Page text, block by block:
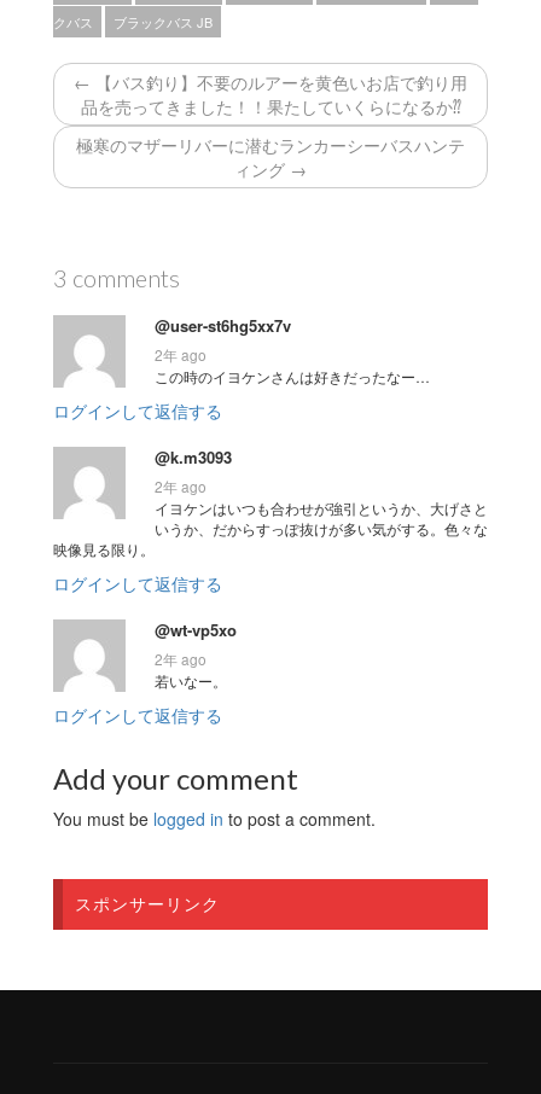
クバス
ブラックバス JB
← 【バス釣り】不要のルアーを黄色いお店で釣り用
品を売ってきました！！果たしていくらになるか⁇
極寒のマザーリバーに潜むランカーシーバスハンテ
ィング →
3 comments
@user-st6hg5xx7v
2年 ago
この時のイヨケンさんは好きだったなー…
ログインして返信する
@k.m3093
2年 ago
イヨケンはいつも合わせが強引というか、大げさと
いうか、だからすっぽ抜けが多い気がする。色々な
映像見る限り。
ログインして返信する
@wt-vp5xo
2年 ago
若いなー。
ログインして返信する
Add your comment
You must be logged in to post a comment.
スポンサーリンク